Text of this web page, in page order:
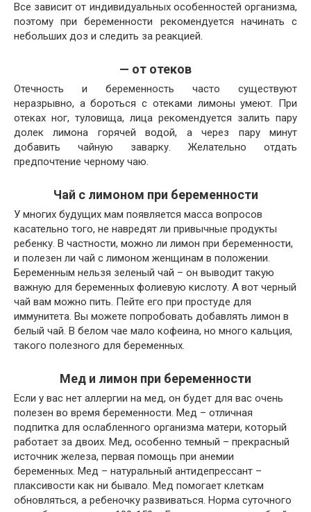
Все зависит от индивидуальных особенностей организма,
поэтому при беременности рекомендуется начинать с
небольших доз и следить за реакцией.
— от отеков
Отечность и беременность часто существуют
неразрывно, а бороться с отеками лимоны умеют. При
отеках ног, туловища, лица рекомендуется залить пару
долек лимона горячей водой, а через пару минут
добавить чайную заварку. Желательно отдать
предпочтение черному чаю.
Чай с лимоном при беременности
У многих будущих мам появляется масса вопросов
касательно того, не навредят ли привычные продукты
ребенку. В частности, можно ли лимон при беременности,
и полезен ли чай с лимоном женщинам в положении.
Беременным нельзя зеленый чай – он выводит такую
важную для беременных фолиевую кислоту. А вот черный
чай вам можно пить. Пейте его при простуде для
иммунитета. Вы можете попробовать добавлять лимон в
белый чай. В белом чае мало кофеина, но много кальция,
такого полезного для беременных.
Мед и лимон при беременности
Если у вас нет аллергии на мед, он будет для вас очень
полезен во время беременности. Мед – отличная
подпитка для ослабленного организма матери, который
работает за двоих. Мед, особенно темный – прекрасный
источник железа, первая помощь при анемии
беременных. Мед – натуральный антидепрессант –
плаксивости как ни бывало. Мед помогает клеткам
обновляться, а ребеночку развиваться. Норма суточного